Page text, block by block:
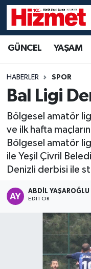
GÜNCEL YAŞAM
HABERLER SPOR
Bal Ligi
Bölgesel amatör
ve ilk hafta
Bölgesel amatör
ile Yeşil Çivril
Denizli derbisi ile
ABDIL YAŞAROĞLU
EDITÖR
YAŞAM
SİYASET
SAĞLIK
EKONOMİ
KÜLTÜR SANAT
SPOR
MAGAZİN
ÖZEL HABER
Denizli Hava
Denizli Trafik
Süper Lig Puan
Tüm Manşetler
Son Dakika
Haber Arşivi